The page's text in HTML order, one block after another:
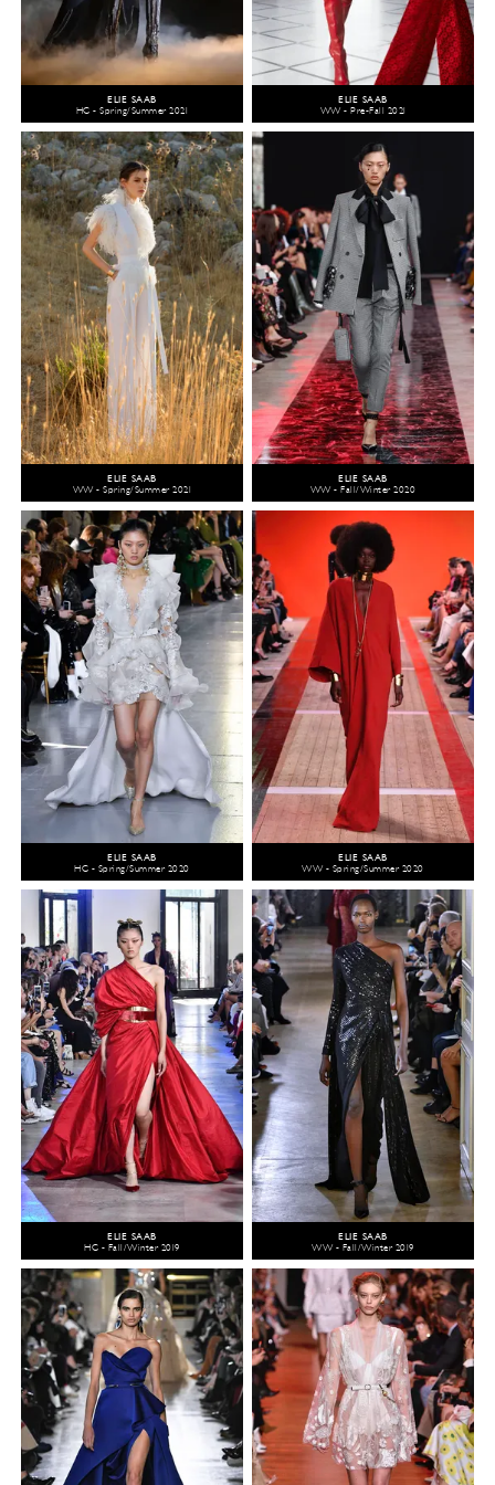
ELIE SAAB
HC - Spring/Summer 2021
ELIE SAAB
WW - Pre-Fall 2021
ELIE SAAB
WW - Spring/Summer 2021
ELIE SAAB
WW - Fall/Winter 2020
ELIE SAAB
HC - Spring/Summer 2020
ELIE SAAB
WW - Spring/Summer 2020
ELIE SAAB
HC - Fall/Winter 2019
ELIE SAAB
WW - Fall/Winter 2019